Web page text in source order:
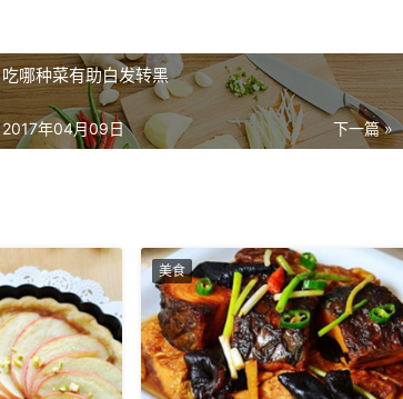
吃哪种菜有助白发转黑
下一篇 »
2017年04月09日
美食